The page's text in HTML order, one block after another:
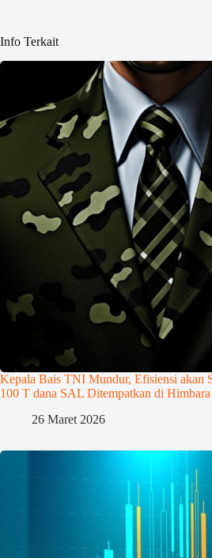
Info Terkait
Kepala Bais TNI Mundur, Efisiensi akan
100 T dana SAL Ditempatkan di Himbara
26 Maret 2026